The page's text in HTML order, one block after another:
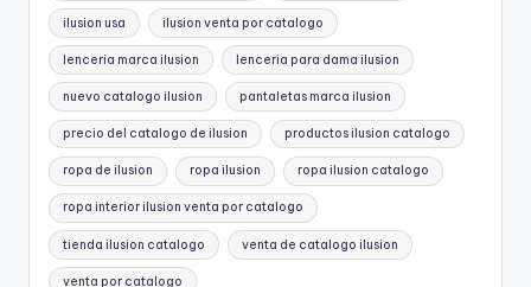
ilusion usa ilusion venta por catalogo
lenceria marca ilusion lenceria para dama ilusion
nuevo catalogo ilusion pantaletas marca ilusion
precio del catalogo de ilusion productos ilusion catalogo
ropa de ilusion ropa ilusion ropa ilusion catalogo
ropa interior ilusion venta por catalogo
tienda ilusion catalogo venta de catalogo ilusion
venta por catalogo